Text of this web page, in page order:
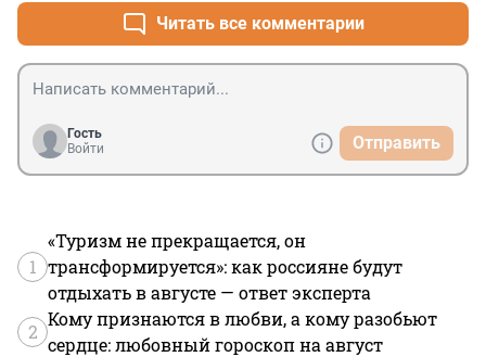
Читать все комментарии
Гость
Войти
Отправить
1
«Туризм не прекращается, он
трансформируется»: как россияне будут
отдыхать в августе — ответ эксперта
2
Кому признаются в любви, а кому разобьют
сердце: любовный гороскоп на август